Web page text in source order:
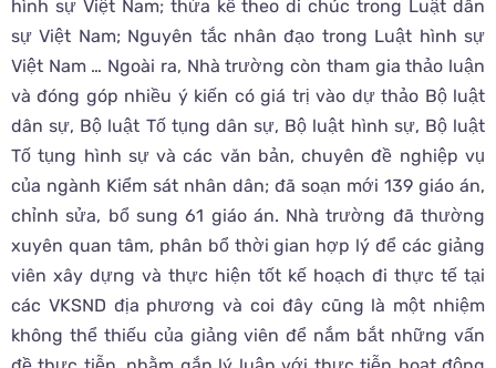
hình sự Việt Nam; thừa kế theo di chúc trong Luật dân
sự Việt Nam; Nguyên tắc nhân đạo trong Luật hình sự
Việt Nam … Ngoài ra, Nhà trường còn tham gia thảo luận
và đóng góp nhiều ý kiến có giá trị vào dự thảo Bộ luật
dân sự, Bộ luật Tố tụng dân sự, Bộ luật hình sự, Bộ luật
Tố tụng hình sự và các văn bản, chuyên đề nghiệp vụ
của ngành Kiểm sát nhân dân; đã soạn mới 139 giáo án,
chỉnh sửa, bổ sung 61 giáo án. Nhà trường đã thường
xuyên quan tâm, phân bổ thời gian hợp lý để các giảng
viên xây dựng và thực hiện tốt kế hoạch đi thực tế tại
các VKSND địa phương và coi đây cũng là một nhiệm
không thể thiếu của giảng viên để nắm bắt những vấn